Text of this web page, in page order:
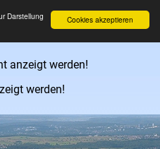
Cookies akzeptieren
Darstellung
anzeigt werden!
werden!